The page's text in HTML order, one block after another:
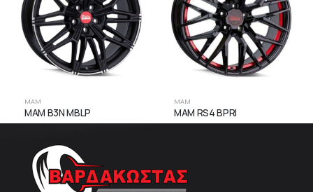
MAM
MAM B3N MBLP
MAM
MAM RS4 BPRI